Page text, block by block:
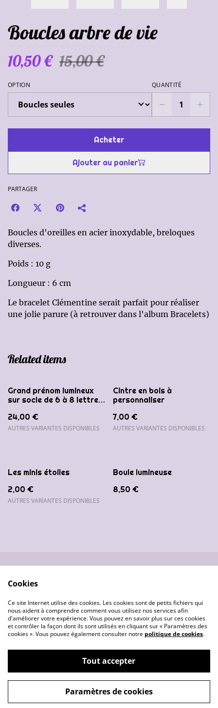
Boucles arbre de vie
10,50 € 15,00 €
OPTION QUANTITÉ
Acheter
Ajouter au panier
PARTAGER
Boucles d'oreilles en acier inoxydable, breloques
diverses.
Poids : 10 g
Longueur : 6 cm
Le bracelet Clémentine serait parfait pour réaliser
une jolie parure (à retrouver dans l'album Bracelets)
Related items
Grand prénom lumineux
sur socle de 6 à 8 lettres
24,00 €
AUTRES VARIANTES DISPONIBLES
Cintre en bois à
personnaliser
7,00 €
AUTRES VARIANTES DISPONIBLES
Les minis étoiles
2,00 €
AUTRES VARIANTES DISPONIBLES
Boule lumineuse
8,50 €
Données
personnelles
Gestion des cookies
©2026Les créas de Pounette
powered by
Cookies
Ce site Internet utilise des cookies. Les cookies sont de petits fichiers qui
nous aident à comprendre comment vous utilisez nos services afin
d'améliorer votre expérience. Vous pouvez en savoir plus sur ces cookies
et contrôler la façon dont ils sont utilisés en cliquant sur « Paramètres des
cookies ». Vous pouvez également consulter notre politique de cookies.
Tout accepter
Paramètres de cookies